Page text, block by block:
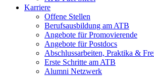
Karriere
Offene Stellen
Berufsausbildung am ATB
Angebote für Promovierende
Angebote für Postdocs
Abschlussarbeiten, Praktika &
Erste Schritte am ATB
Alumni Netzwerk